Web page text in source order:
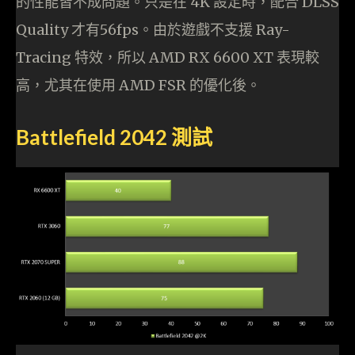
Quality 才有56fps。由於遊戲不支援 Ray-
Tracing 特效，所以 AMD RX 6600 XT 表現較
高，尤其在使用 AMD FSR 的優化後。
Battlefield 2042 測試